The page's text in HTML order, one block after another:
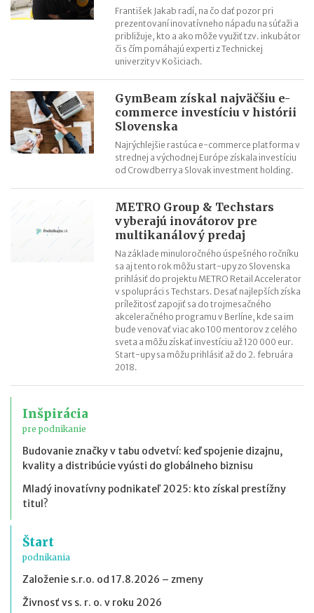
František Jakab radí, na čo dať pozor pri
prezentovaní inovatívneho nápadu na súťaži a
približuje, kto a ako môže využiť tzv. inkubátor
či s čím pomáhajú experti z Technickej
univerzity v Košiciach.
GymBeam získal najväčšiu e-
commerce investíciu v histórii
Slovenska
Najrýchlejšie rastúca e-commerce platforma v
strednej a východnej Európe získala investíciu
od Crowdberry a Slovak investment holding.
METRO Group & Techstars
vyberajú inovátorov pre
multikanálový predaj
Na základe minuloročného úspešného ročníku
sa aj tento rok môžu start-upy zo Slovenska
prihlásiť do projektu METRO Retail Accelerator
v spolupráci s Techstars. Desať najlepších získa
príležitosť zapojiť sa do trojmesačného
akceleračného programu v Berlíne, kde sa im
bude venovať viac ako 100 mentorov z celého
sveta a môžu získať investíciu až 120 000 eur.
Start-upy sa môžu prihlásiť až do 2. februára
2018.
Inšpirácia
pre podnikanie
Budovanie značky v tabu odvetví: keď spojenie dizajnu,
kvality a distribúcie vyústi do globálneho biznisu
Mladý inovatívny podnikateľ 2025: kto získal prestížny
titul?
Štart
podnikania
Založenie s.r.o. od 17.8.2026 – zmeny
Živnosť vs s. r. o. v roku 2026